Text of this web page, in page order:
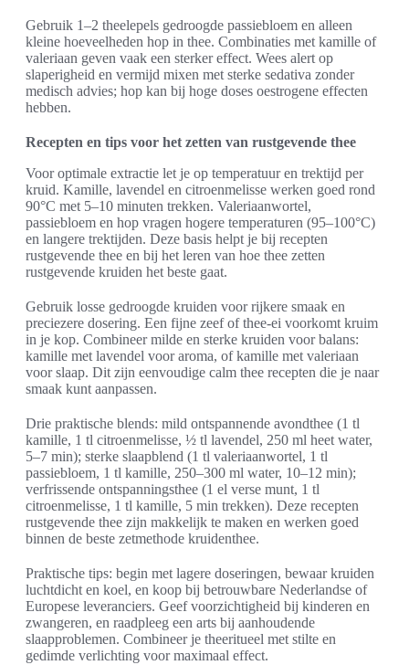
Gebruik 1–2 theelepels gedroogde passiebloem en alleen
kleine hoeveelheden hop in thee. Combinaties met kamille of
valeriaan geven vaak een sterker effect. Wees alert op
slaperigheid en vermijd mixen met sterke sedativa zonder
medisch advies; hop kan bij hoge doses oestrogene effecten
hebben.
Recepten en tips voor het zetten van rustgevende thee
Voor optimale extractie let je op temperatuur en trektijd per
kruid. Kamille, lavendel en citroenmelisse werken goed rond
90°C met 5–10 minuten trekken. Valeriaanwortel,
passiebloem en hop vragen hogere temperaturen (95–100°C)
en langere trektijden. Deze basis helpt je bij recepten
rustgevende thee en bij het leren van hoe thee zetten
rustgevende kruiden het beste gaat.
Gebruik losse gedroogde kruiden voor rijkere smaak en
preciezere dosering. Een fijne zeef of thee-ei voorkomt kruim
in je kop. Combineer milde en sterke kruiden voor balans:
kamille met lavendel voor aroma, of kamille met valeriaan
voor slaap. Dit zijn eenvoudige calm thee recepten die je naar
smaak kunt aanpassen.
Drie praktische blends: mild ontspannende avondthee (1 tl
kamille, 1 tl citroenmelisse, ½ tl lavendel, 250 ml heet water,
5–7 min); sterke slaapblend (1 tl valeriaanwortel, 1 tl
passiebloem, 1 tl kamille, 250–300 ml water, 10–12 min);
verfrissende ontspanningsthee (1 el verse munt, 1 tl
citroenmelisse, 1 tl kamille, 5 min trekken). Deze recepten
rustgevende thee zijn makkelijk te maken en werken goed
binnen de beste zetmethode kruidenthee.
Praktische tips: begin met lagere doseringen, bewaar kruiden
luchtdicht en koel, en koop bij betrouwbare Nederlandse of
Europese leveranciers. Geef voorzichtigheid bij kinderen en
zwangeren, en raadpleeg een arts bij aanhoudende
slaapproblemen. Combineer je theeritueel met stilte en
gedimde verlichting voor maximaal effect.